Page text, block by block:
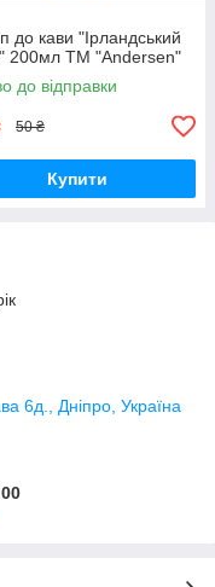
до кави "Ірландський
200мл ТМ "Andersen"
до відправки
50 ₴
Купити
6д., Дніпро, Україна